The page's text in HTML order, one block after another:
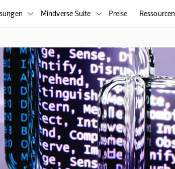
 Mindverse Suite  Preise Ressourcen